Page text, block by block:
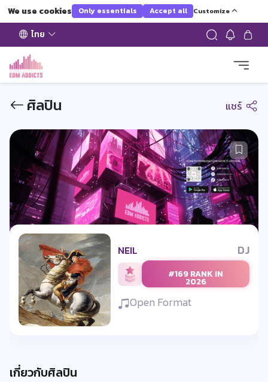
We use cookies Only essentials Accept all Customize
ไทย
ศิลปิน แชร์
NEIL DJ
#169 RANK IN
2026
Open Format
เกี่ยวกับศิลปิน